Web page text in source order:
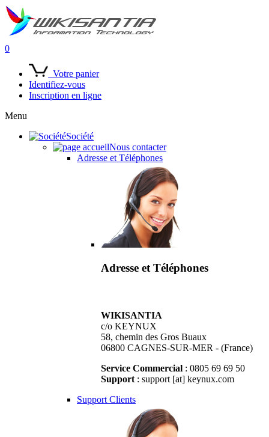
0
Votre panier
Identifiez-vous
Inscription en ligne
Menu
Société
Nous contacter
Adresse et Téléphones
Adresse et Téléphones
WIKISANTIA
c/o KEYNUX
58, chemin des Gros Buaux
06800 CAGNES-SUR-MER - (France)
Service Commercial : 0805 69 69 50
Support : support [at] keynux.com
Support Clients